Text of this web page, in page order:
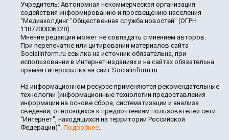
Учредитель: Автономная некоммерческая организация
содействия информированию и просвещению населения
"Медиахолдинг "Общественная служба новостей" (ОГРН
1187700006328).
Мнение редакции может не совпадать с мнением авторов.
При перепечатке или цитировании материалов сайта
Socialinform.ru ссылка на источник обязательна, при
использовании в Интернет-изданиях и на сайтах обязательна
прямая гиперссылка на сайт Socialinform.ru.
На информационном ресурсе применяются рекомендательные
технологии (информационные технологии предоставления
информации на основе сбора, систематизации и анализа
сведений, относящихся к предпочтениям пользователей сети
"Интернет", находящихся на территории Российской
Федерации)". Подробнее.